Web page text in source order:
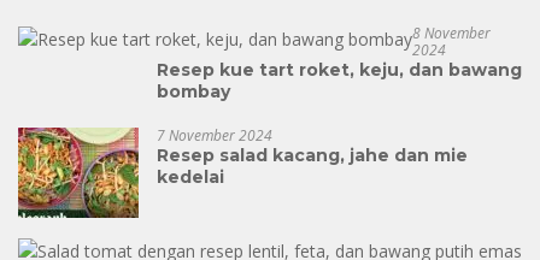
8 November
2024
Resep kue tart roket, keju, dan bawang
bombay
7 November 2024
Resep salad kacang, jahe dan mie
kedelai